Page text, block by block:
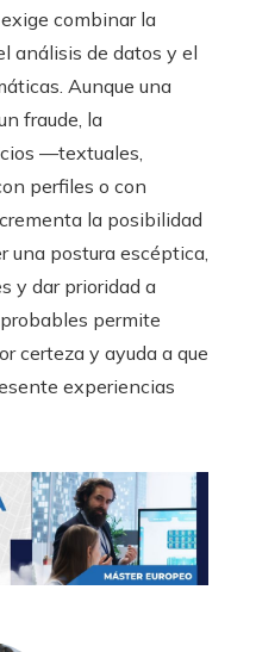
combinar la
análisis de datos y el
Aunque una
fraude, la
—textuales,
perfiles o con
la posibilidad
una postura escéptica,
y dar prioridad a
permite
certeza y ayuda a que
experiencias